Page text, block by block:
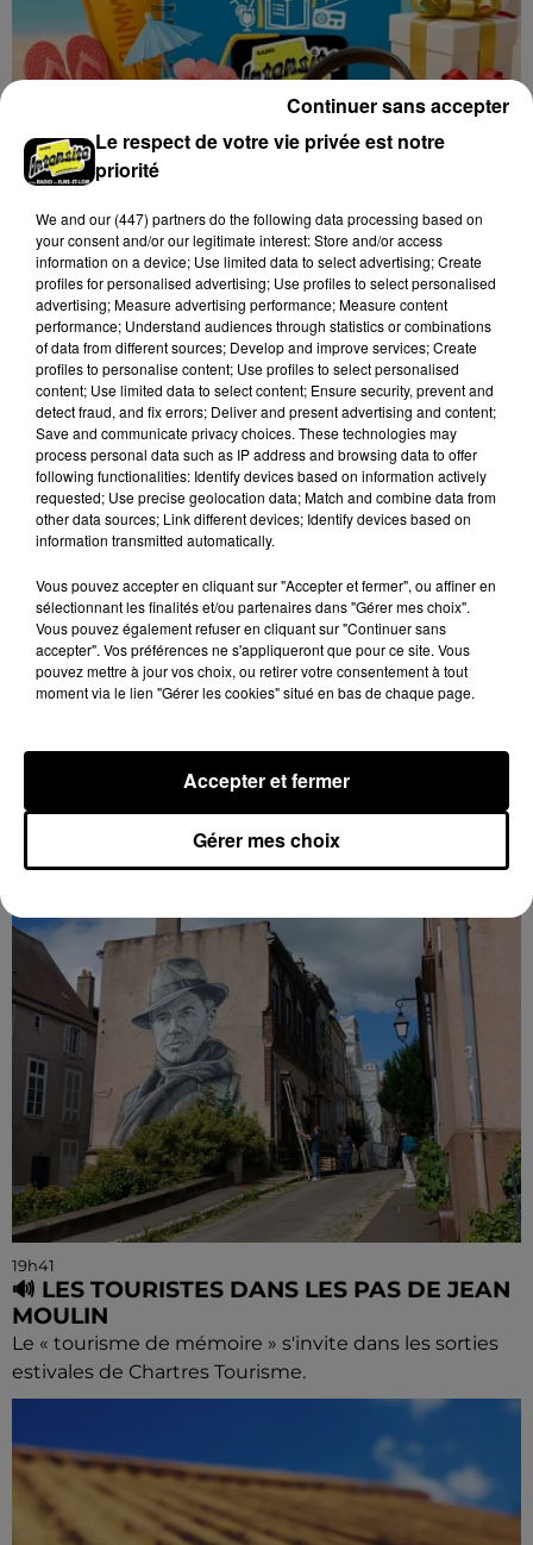
Les vacances passent vite... les cadeaux aussi
sur Intensité !...
Encore de nouvelles chances de gagner avec
Radio Intensité cet été...
INFO LOCALE Voir plus
19h41
🔊 LES TOURISTES DANS LES PAS DE JEAN
MOULIN
Le « tourisme de mémoire » s'invite dans les sorties
estivales de Chartres Tourisme.
Le respect de votre vie privée est notre
priorité
We and our (447) partnersdo the following data processing based on
your consent and/or our legitimate interest: Store and/or access
information on a device; Use limited data to select advertising; Create
profiles for personalised advertising; Use profiles to select personalised
advertising; Measure advertising performance; Measure content
performance; Understand audiences through statistics or combinations
of data from different sources; Develop and improve services; Create
profiles to personalise content; Use profiles to select personalised
content; Use limited data to select content; Ensure security, prevent and
detect fraud, and fix errors; Deliver and present advertising and content;
Save and communicate privacy choices. These technologies may
process personal data such as IP address and browsing data to offer
following functionalities: Identify devices based on information actively
requested; Use precise geolocation data; Match and combine data from
other data sources; Link different devices; Identify devices based on
information transmitted automatically.
Vous pouvez accepter en cliquant sur "Accepter et fermer", ou affiner en
sélectionnant les finalités et/ou partenaires dans "Gérer mes choix".
Vous pouvez également refuser en cliquant sur "Continuer sans
accepter". Vos préférences ne s'appliqueront que pour ce site. Vous
pouvez mettre à jour vos choix, ou retirer votre consentement à tout
moment via le lien "Gérer les cookies" situé en bas de chaque page.
Gérer mes choix
Accepter et fermer
Continuer sans accepter